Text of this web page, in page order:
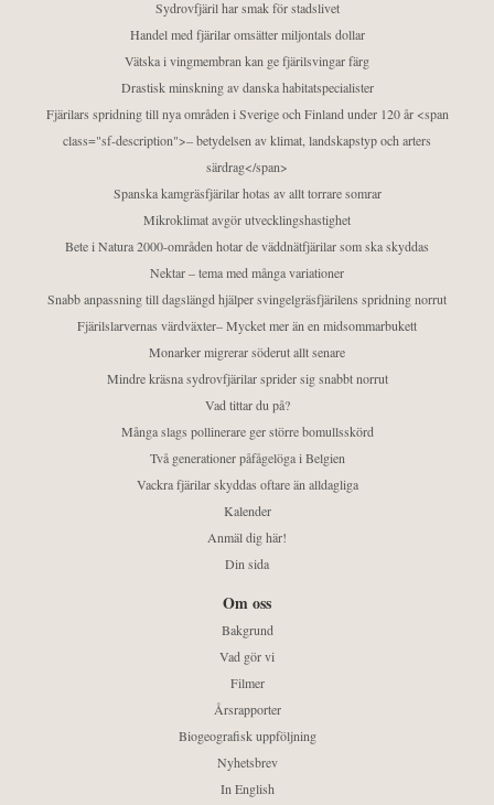
Sydrovfjäril har smak för stadslivet
Handel med fjärilar omsätter miljontals dollar
Vätska i vingmembran kan ge fjärilsvingar färg
Drastisk minskning av danska habitatspecialister
Fjärilars spridning till nya områden i Sverige och Finland under 120 år <span
class="sf-description">– betydelsen av klimat, landskapstyp och arters
särdrag</span>
Spanska kamgräsfjärilar hotas av allt torrare somrar
Mikroklimat avgör utvecklingshastighet
Bete i Natura 2000-områden hotar de väddnätfjärilar som ska skyddas
Nektar – tema med många variationer
Snabb anpassning till dagslängd hjälper svingelgräsfjärilens spridning norrut
Fjärilslarvernas värdväxter– Mycket mer än en midsommarbukett
Monarker migrerar söderut allt senare
Mindre kräsna sydrovfjärilar sprider sig snabbt norrut
Vad tittar du på?
Många slags pollinerare ger större bomullsskörd
Två generationer påfågelöga i Belgien
Vackra fjärilar skyddas oftare än alldagliga
Kalender
Anmäl dig här!
Din sida
Om oss
Bakgrund
Vad gör vi
Filmer
Årsrapporter
Biogeografisk uppföljning
Nyhetsbrev
In English